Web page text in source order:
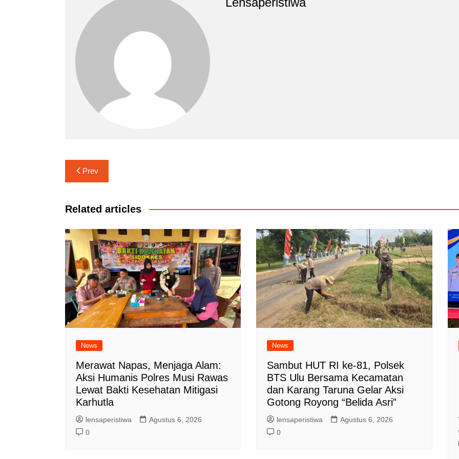
Navigasi
pos
Prev
Related articles
News
Merawat Napas, Menjaga Alam:
Aksi Humanis Polres Musi Rawas
Lewat Bakti Kesehatan Mitigasi
Karhutla
lensaperistiwa
Agustus 6, 2026
0
News
Sambut HUT RI ke-81, Polsek
BTS Ulu Bersama Kecamatan
dan Karang Taruna Gelar Aksi
Gotong Royong “Belida Asri”
lensaperistiwa
Agustus 6, 2026
0